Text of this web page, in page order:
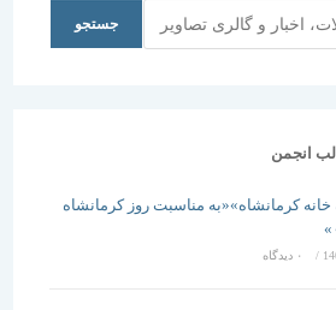
جستجو
مناسبت روز کرمانشاه